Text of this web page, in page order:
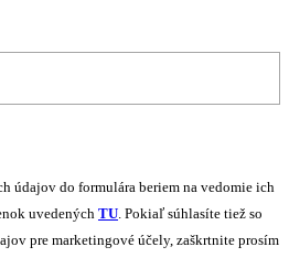
údajov do formulára beriem na vedomie ich
uvedených TU . Pokiaľ súhlasíte tiež so
pre marketingové účely, zaškrtnite prosím